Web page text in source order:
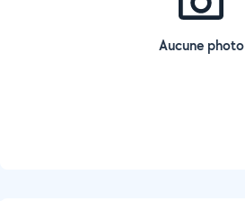
Aucune photo